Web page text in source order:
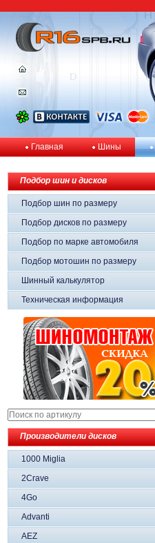
Главная Шины
Подбор шин и дисков
Подбор шин по размеру
Подбор дисков по размеру
Подбор по марке автомобиля
Подбор мотошин по размеру
Шинный калькулятор
Техническая информация
Производители дисков
1000 Miglia
2Crave
4Go
Advanti
AEZ